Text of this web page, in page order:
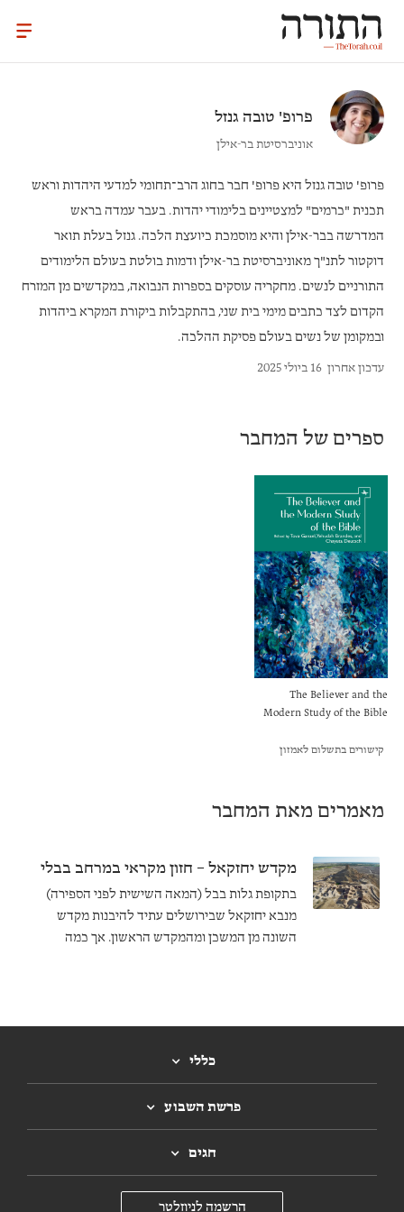
פרופ' טובה גנזל
אוניברסיטת בר-אילן
פרופ' טובה גנזל היא פרופ' חבר בחוג הרב־תחומי למדעי היהדות וראש
תכנית "כרמים" למצטיינים בלימודי יהדות. בעבר עמדה בראש
המדרשה בבר-אילן והיא מוסמכת כיועצת הלכה. גנזל בעלת תואר
דוקטור לתנ"ך מאוניברסיטת בר-אילן ודמות בולטת בעולם הלימודים
התורניים לנשים. מחקריה עוסקים בספרות הנבואה, במקדשים מן המזרח
הקדום לצד כתבים מימי בית שני, בהתקבלות ביקורת המקרא ביהדות
ובמקומן של נשים בעולם פסיקת ההלכה.
עדכון אחרון 16 ביולי 2025
ספרים של המחבר
The Believer and the
Modern Study of the Bible
קישורים בתשלום לאמזון
מאמרים מאת המחבר
מקדש יחזקאל – חזון מקראי במרחב בבלי
בתקופת גלות בבל (המאה השישית לפני הספירה)
מנבא יחזקאל שבירושלים עתיד להיבנות מקדש
השונה מן המשכן ומהמקדש הראשון. אך כמה
כללי
פרשת השבוע
חגים
הרשמה לניוזלטר